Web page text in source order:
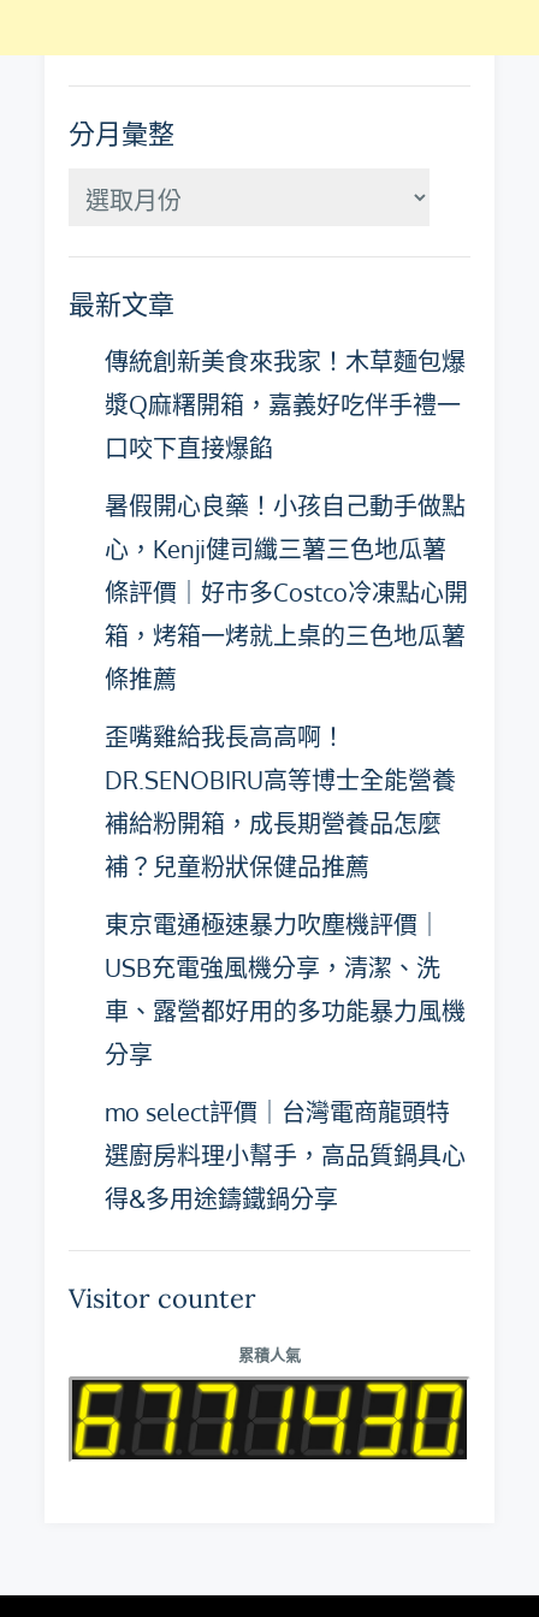
分月彙整
分
整
最新文章
傳統創新美食來我家！木草麵包爆
漿Q麻糬開箱，嘉義好吃伴手禮一
口咬下直接爆餡
暑假開心良藥！小孩自己動手做點
心，Kenji健司纖三薯三色地瓜薯
條評價｜好市多Costco冷凍點心開
箱，烤箱一烤就上桌的三色地瓜薯
條推薦
歪嘴雞給我長高高啊！
DR.SENOBIRU高等博士全能營養
補給粉開箱，成長期營養品怎麼
補？兒童粉狀保健品推薦
東京電通極速暴力吹塵機評價｜
USB充電強風機分享，清潔、洗
車、露營都好用的多功能暴力風機
分享
mo select評價｜台灣電商龍頭特
選廚房料理小幫手，高品質鍋具心
得&多用途鑄鐵鍋分享
Visitor counter
累積人氣